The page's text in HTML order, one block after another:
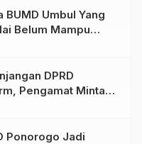
BUMD Umbul Yang
Belum Mampu
DPRD
Pengamat Minta
Kelola
Ponorogo Jadi